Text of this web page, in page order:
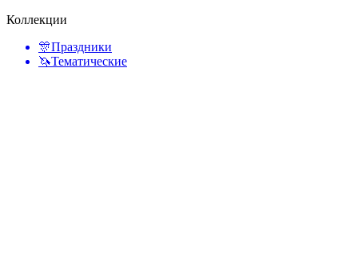
Коллекции
🎊Праздники
🦄Тематические